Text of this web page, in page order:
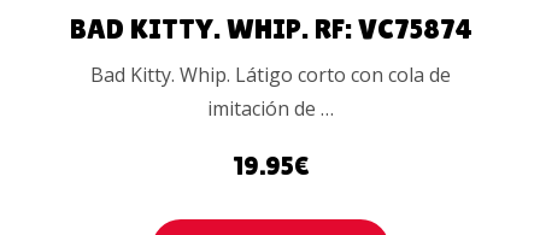
BAD KITTY. WHIP. RF: VC75874
Bad Kitty. Whip. Látigo corto con cola de
imitación de …
19.95€